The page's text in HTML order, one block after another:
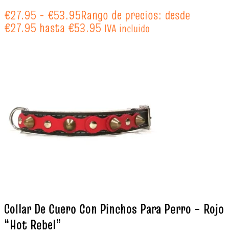
€27.95 - €53.95Rango de precios: desde
€27.95 hasta €53.95 IVA incluido
Collar De Cuero Con Pinchos Para Perro – Rojo
“Hot Rebel”